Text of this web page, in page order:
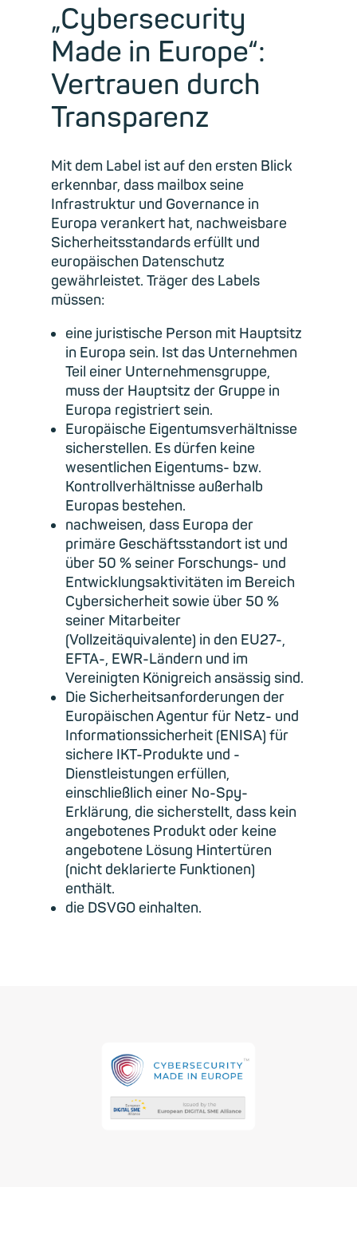
„Cybersecurity
Made in Europe“:
Vertrauen durch
Transparenz
Mit dem Label ist auf den ersten Blick
erkennbar, dass mailbox seine
Infrastruktur und Governance in
Europa verankert hat, nachweisbare
Sicherheitsstandards erfüllt und
europäischen Datenschutz
gewährleistet. Träger des Labels
müssen:
eine juristische Person mit Hauptsitz
in Europa sein. Ist das Unternehmen
Teil einer Unternehmensgruppe,
muss der Hauptsitz der Gruppe in
Europa registriert sein.
Europäische Eigentumsverhältnisse
sicherstellen. Es dürfen keine
wesentlichen Eigentums- bzw.
Kontrollverhältnisse außerhalb
Europas bestehen.
nachweisen, dass Europa der
primäre Geschäftsstandort ist und
über 50 % seiner Forschungs- und
Entwicklungsaktivitäten im Bereich
Cybersicherheit sowie über 50 %
seiner Mitarbeiter
(Vollzeitäquivalente) in den EU27-,
EFTA-, EWR-Ländern und im
Vereinigten Königreich ansässig sind.
Die Sicherheitsanforderungen der
Europäischen Agentur für Netz- und
Informationssicherheit (ENISA) für
sichere IKT-Produkte und -
Dienstleistungen erfüllen,
einschließlich einer No-Spy-
Erklärung, die sicherstellt, dass kein
angebotenes Produkt oder keine
angebotene Lösung Hintertüren
(nicht deklarierte Funktionen)
enthält.
die DSVGO einhalten.